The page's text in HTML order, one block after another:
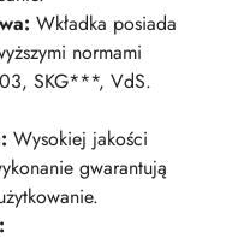
Wkładka posiada
normami
SKG***, VdS.
Wysokiej jakości
gwarantują